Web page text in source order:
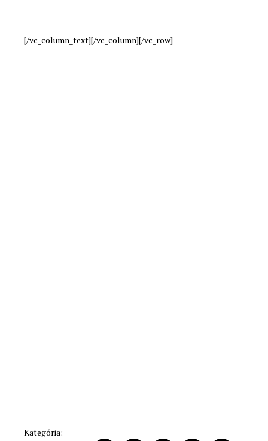
[/vc_column_text][/vc_column][/vc_row]
Kategória: